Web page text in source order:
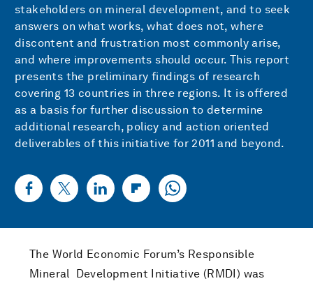
stakeholders on mineral development, and to seek
answers on what works, what does not, where
discontent and frustration most commonly arise,
and where improvements should occur. This report
presents the preliminary findings of research
covering 13 countries in three regions. It is offered
as a basis for further discussion to determine
additional research, policy and action oriented
deliverables of this initiative for 2011 and beyond.
The World Economic Forum’s Responsible
Mineral Development Initiative (RMDI) was